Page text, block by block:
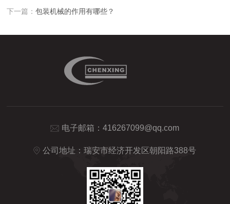
下一篇：包装机械的作用有哪些？
电子邮箱：416267099@qq.com
公司地址：瑞安市经济开发区朝阳路388号